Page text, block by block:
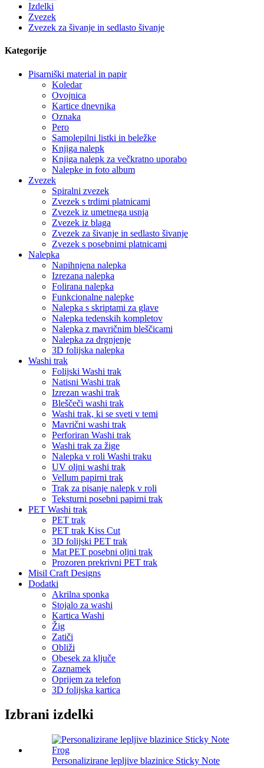
Izdelki
Zvezek
Zvezek za šivanje in sedlasto šivanje
Kategorije
Pisarniški material in papir
Koledar
Ovojnica
Kartice dnevnika
Oznaka
Pero
Samolepilni listki in beležke
Knjiga nalepk
Knjiga nalepk za večkratno uporabo
Nalepke in foto album
Zvezek
Spiralni zvezek
Zvezek s trdimi platnicami
Zvezek iz umetnega usnja
Zvezek iz blaga
Zvezek za šivanje in sedlasto šivanje
Zvezek s posebnimi platnicami
Nalepka
Napihnjena nalepka
Izrezana nalepka
Folirana nalepka
Funkcionalne nalepke
Nalepka s skriptami za glave
Nalepka tedenskih kompletov
Nalepka z mavričnim bleščicami
Nalepka za drgnjenje
3D folijska nalepka
Washi trak
Folijski Washi trak
Natisni Washi trak
Izrezan washi trak
Bleščeči washi trak
Washi trak, ki se sveti v temi
Mavrični washi trak
Perforiran Washi trak
Washi trak za žige
Nalepka v roli Washi traku
UV oljni washi trak
Vellum papirni trak
Trak za pisanje nalepk v roli
Teksturni posebni papirni trak
PET Washi trak
PET trak
PET trak Kiss Cut
3D folijski PET trak
Mat PET posebni oljni trak
Prozoren prekrivni PET trak
Misil Craft Designs
Dodatki
Akrilna sponka
Stojalo za washi
Kartica Washi
Žig
Zatiči
Obliži
Obesek za ključe
Zaznamek
Oprijem za telefon
3D folijska kartica
Izbrani izdelki
Personalizirane lepljive blazinice Sticky Note